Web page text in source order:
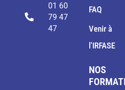
01 60
79 47
47
FAQ
Venir à
l'IRFASE
NOS